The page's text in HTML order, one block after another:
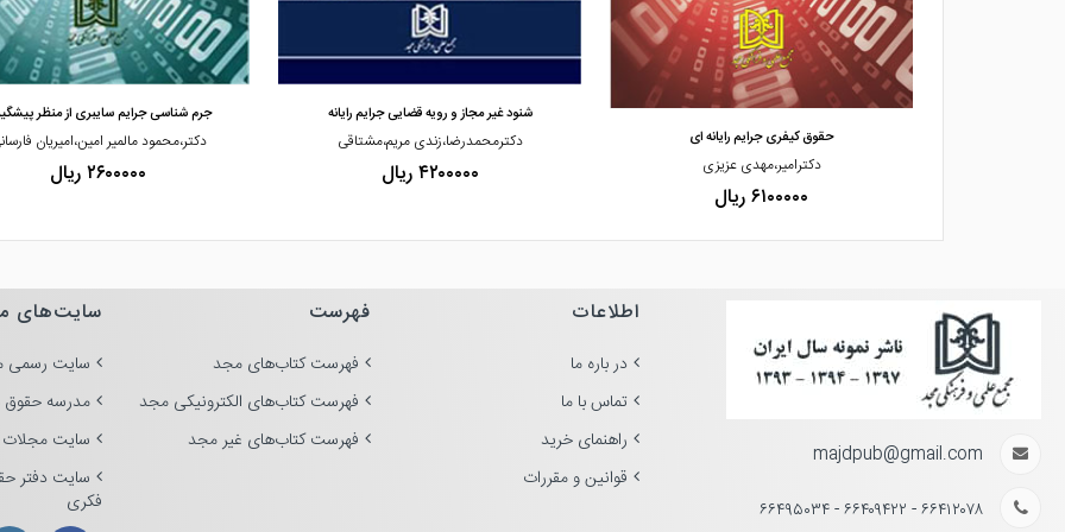
مشاهده و خرید
مشاهده و خرید
حقوق کیفری جرایم رایانه ای
دکترامیر،مهدی عزیزی
۶۱۰۰۰۰۰ ریال
مشاهده و خرید
شنود غیر مجاز و رویه قضایی جرایم رایانه
دکترمحمدرضا،زندی مریم،مشتاقی
۴۲۰۰۰۰۰ ریال
جرم شناسی جرایم سایبری از منظر
دکتر،محمود مالمیر امین،امیریان
۲۶۰۰۰۰۰ ریال
majdpub@gmail.com
۶۶۴۱۲۰۷۸ - ۶۶۴۰۹۴۲۲ - ۶۶۴۹۵۰۳۴
اطلاعات
در باره ما
تماس با ما
راهنمای خرید
قوانین و مقررات
فهرست
فهرست کتاب‌های مجد
فهرست کتاب‌های الکترونیکی مجد
فهرست کتاب‌های غیر مجد
سایت‌های
سایت رسمی
مدرسه
سایت
سایت دفتر
فکری